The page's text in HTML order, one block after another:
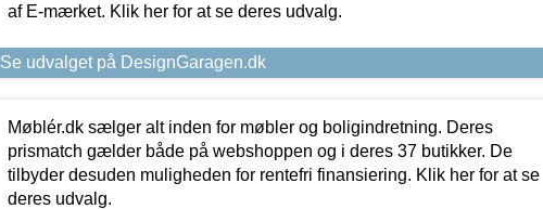
af E-mærket. Klik her for at se deres udvalg.
Se udvalget på DesignGaragen.dk
Møblér.dk sælger alt inden for møbler og boligindretning. Deres
prismatch gælder både på webshoppen og i deres 37 butikker. De
tilbyder desuden muligheden for rentefri finansiering. Klik her for at se
deres udvalg.